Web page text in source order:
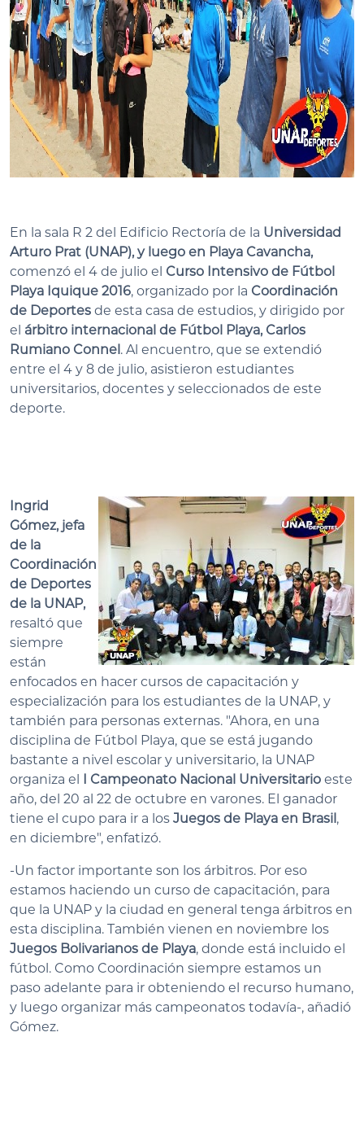
En la sala R 2 del Edificio Rectoría de la Universidad
Arturo Prat (UNAP), y luego en Playa Cavancha,
comenzó el 4 de julio el Curso Intensivo de Fútbol
Playa Iquique 2016, organizado por la Coordinación
de Deportes de esta casa de estudios, y dirigido por
el árbitro internacional de Fútbol Playa, Carlos
Rumiano Connel. Al encuentro, que se extendió
entre el 4 y 8 de julio, asistieron estudiantes
universitarios, docentes y seleccionados de este
deporte.
Ingrid
Gómez, jefa
de la
Coordinación
de Deportes
de la UNAP,
resaltó que
siempre
están
enfocados en hacer cursos de capacitación y
especialización para los estudiantes de la UNAP, y
también para personas externas. "Ahora, en una
disciplina de Fútbol Playa, que se está jugando
bastante a nivel escolar y universitario, la UNAP
organiza el I Campeonato Nacional Universitario este
año, del 20 al 22 de octubre en varones. El ganador
tiene el cupo para ir a los Juegos de Playa en Brasil,
en diciembre", enfatizó.
-Un factor importante son los árbitros. Por eso
estamos haciendo un curso de capacitación, para
que la UNAP y la ciudad en general tenga árbitros en
esta disciplina. También vienen en noviembre los
Juegos Bolivarianos de Playa, donde está incluido el
fútbol. Como Coordinación siempre estamos un
paso adelante para ir obteniendo el recurso humano,
y luego organizar más campeonatos todavía-, añadió
Gómez.